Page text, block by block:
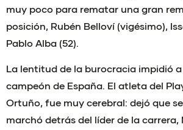
muy poco para rematar una gran
posición, Rubén Belloví (vigésimo),
Pablo Alba (52).
La lentitud de la burocracia impidió
campeón de España. El atleta del
Ortuño, fue muy cerebral: dejó que
marchó detrás del líder de la